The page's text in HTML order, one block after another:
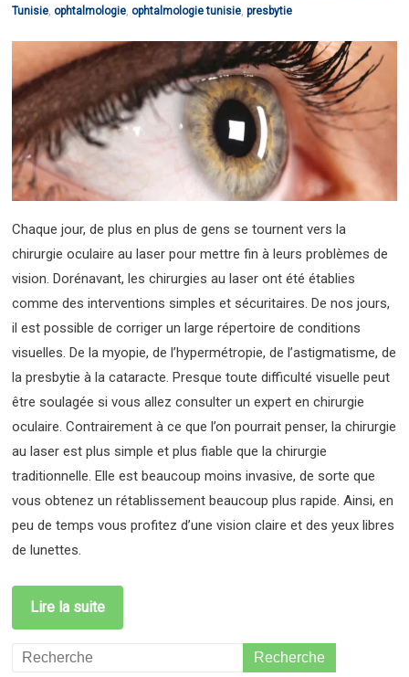
Tunisie, ophtalmologie, ophtalmologie tunisie,presbytie
Chaque jour, de plus en plus de gens se tournent vers la
chirurgie oculaire au laser pour mettre fin à leurs problèmes de
vision. Dorénavant, les chirurgies au laser ont été établies
comme des interventions simples et sécuritaires. De nos jours,
il est possible de corriger un large répertoire de conditions
visuelles. De la myopie, de l’hypermétropie, de l’astigmatisme, de
la presbytie à la cataracte. Presque toute difficulté visuelle peut
être soulagée si vous allez consulter un expert en chirurgie
oculaire. Contrairement à ce que l’on pourrait penser, la chirurgie
au laser est plus simple et plus fiable que la chirurgie
traditionnelle. Elle est beaucoup moins invasive, de sorte que
vous obtenez un rétablissement beaucoup plus rapide. Ainsi, en
peu de temps vous profitez d’une vision claire et des yeux libres
de lunettes.
Lire la suite